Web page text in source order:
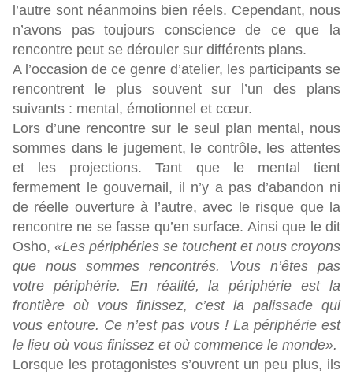
l’autre sont néanmoins bien réels. Cependant, nous
n’avons pas toujours conscience de ce que la
rencontre peut se dérouler sur différents plans.
A l’occasion de ce genre d’atelier, les participants se
rencontrent le plus souvent sur l’un des plans
suivants : mental, émotionnel et cœur.
Lors d’une rencontre sur le seul plan mental, nous
sommes dans le jugement, le contrôle, les attentes
et les projections. Tant que le mental tient
fermement le gouvernail, il n’y a pas d’abandon ni
de réelle ouverture à l’autre, avec le risque que la
rencontre ne se fasse qu’en surface. Ainsi que le dit
Osho, «Les périphéries se touchent et nous croyons
que nous sommes rencontrés. Vous n’êtes pas
votre périphérie. En réalité, la périphérie est la
frontière où vous finissez, c’est la palissade qui
vous entoure. Ce n’est pas vous ! La périphérie est
le lieu où vous finissez et où commence le monde».
Lorsque les protagonistes s’ouvrent un peu plus, ils